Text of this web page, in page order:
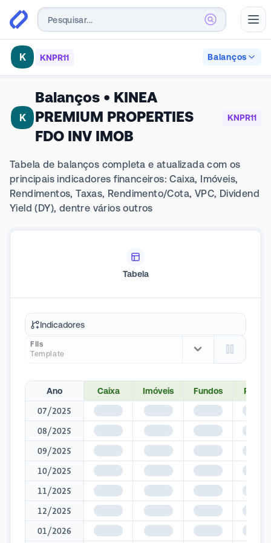
K KNPR11 Balanços
K
Balanços • KINEA
PREMIUM PROPERTIES
FDO INV IMOB
KNPR11
Tabela de balanços completa e atualizada com os
principais indicadores financeiros: Caixa, Imóveis,
Rendimentos, Taxas, Rendimento/Cota, VPC, Dividend
Yield (DY), dentre vários outros
Tabela
Indicadores
FIIs
Template
Ano Caixa Imóveis Fundos Papéis
07/2025 $1,345 $1,345 $1,345
$1,345
08/2025
$1,345 $1,345 $1,345
$1,345
09/2025
$1,345 $1,345 $1,345
$1,345
10/2025
$1,345 $1,345 $1,345
$1,345
11/2025
$1,345 $1,345 $1,345
$1,345
12/2025
$1,345 $1,345 $1,345
$1,345
01/2026
$1,345 $1,345 $1,345 $1,345